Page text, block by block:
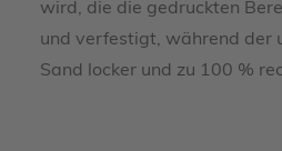
wird, die die gedruckten
und verfestigt, während der
Sand locker und zu 100 %